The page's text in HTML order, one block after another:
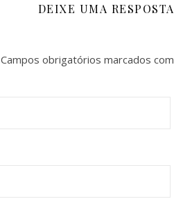
DEIXE UMA RESPOSTA
Campos obrigatórios marcados com